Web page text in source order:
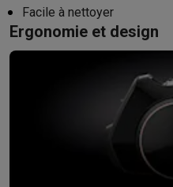
Hygiène dentaireBrosses à
RasageRasoirs électriques
Épilation
Massage pieds
Pèse-personne
Babyphones
TV avec
Facile à nettoyer
Ergonomie et design